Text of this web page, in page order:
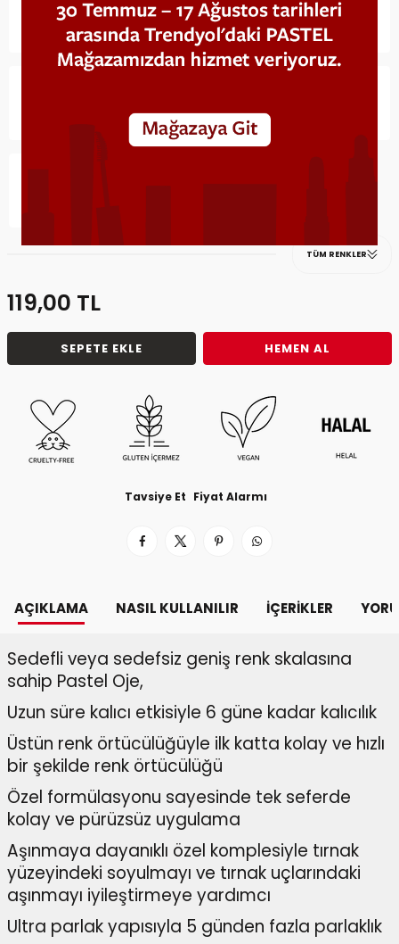
TÜM RENKLER
119,00 TL
SEPETE EKLE HEMEN AL
Tavsiye Et Fiyat Alarmı
AÇIKLAMA NASIL KULLANILIR İÇERIKLER
Sedefli veya sedefsiz geniş renk skalasına
sahip Pastel Oje,
Uzun süre kalıcı etkisiyle 6 güne kadar kalıcılık
Üstün renk örtücülüğüyle ilk katta kolay ve hızlı
bir şekilde renk örtücülüğü
Özel formülasyonu sayesinde tek seferde
kolay ve pürüzsüz uygulama
Aşınmaya dayanıklı özel komplesiyle tırnak
yüzeyindeki soyulmayı ve tırnak uçlarındaki
aşınmayı iyileştirmeye yardımcı
Ultra parlak yapısıyla 5 günden fazla parlaklık